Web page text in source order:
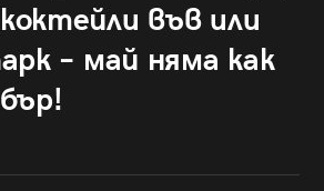
във или
– май няма как